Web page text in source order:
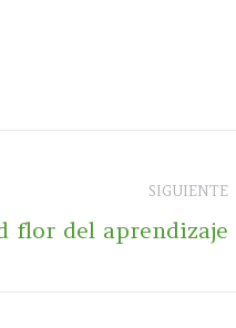
SIGUIENTE
flor del aprendizaje